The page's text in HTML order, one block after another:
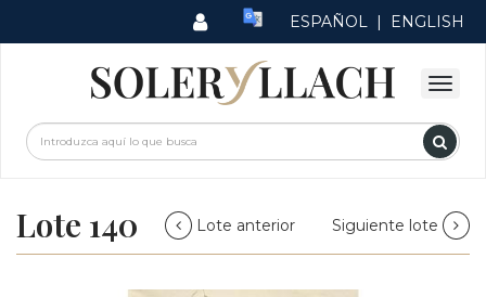
ESPAÑOL | ENGLISH
Lote 140 Lote anterior Siguiente lote